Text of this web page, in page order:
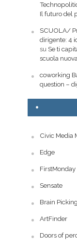
Il futuro del
SCUOLA/
dirigente: 4
su Se ti
scuola
coworking
question –
Civic Media
Edge
FirstMonday
Sensate
Brain
ArtFinder
Doors of